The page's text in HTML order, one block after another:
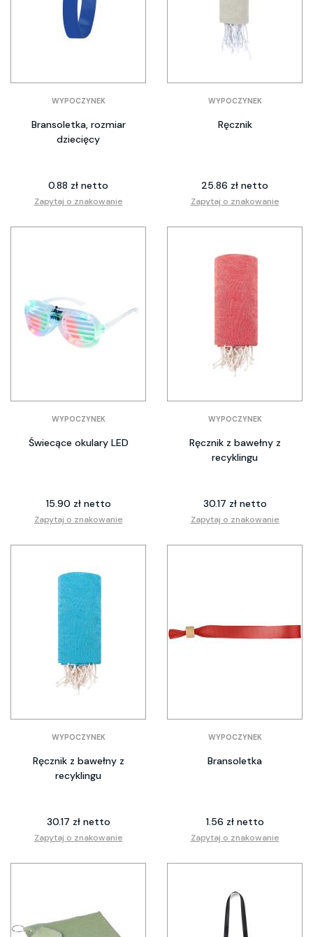
WYPOCZYNEK
Bransoletka, rozmiar
dziecięcy
0.88 zł netto
Zapytaj o znakowanie
WYPOCZYNEK
Ręcznik
25.86 zł netto
Zapytaj o znakowanie
WYPOCZYNEK
Świecące okulary LED
15.90 zł netto
Zapytaj o znakowanie
WYPOCZYNEK
Ręcznik z bawełny z
recyklingu
30.17 zł netto
Zapytaj o znakowanie
WYPOCZYNEK
Ręcznik z bawełny z
recyklingu
30.17 zł netto
Zapytaj o znakowanie
WYPOCZYNEK
Bransoletka
1.56 zł netto
Zapytaj o znakowanie